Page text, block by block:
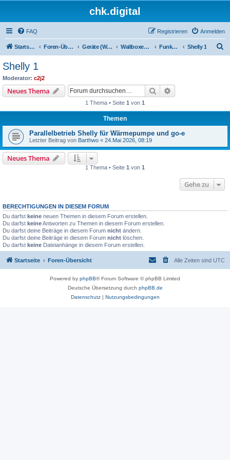
chk.digital
FAQ Anmelden
Registrieren
Startseite Foren-Übersicht Geräte (Wallboxen, Stromquellen, Autos) Wallboxen & Funkschalter Funkschalter Shelly 1
Shelly 1
Moderator: c2j2
Neues Thema Suche
1 Thema • Seite 1 von 1
Themen
Parallelbetrieb Shelly für Wärmepumpe und go-e
Letzter Beitrag von Barthwo « 24.Mai 2026, 08:19
Neues Thema
1 Thema • Seite 1 von 1
Gehe zu
BERECHTIGUNGEN IN DIESEM FORUM
Du darfst keine neuen Themen in diesem Forum erstellen.
Du darfst keineAntworten zu Themen in diesem Forum erstellen.
Du darfst deine Beiträge in diesem Forum nicht ändern.
Du darfst deine Beiträge in diesem Forum nicht löschen.
Du darfst keine Dateianhänge in diesem Forum erstellen.
Startseite Foren-Übersicht Alle Zeiten sind UTC
Powered by phpBB® Forum Software © phpBB Limited
Deutsche Übersetzung durch phpBB.de
Datenschutz| Nutzungsbedingungen